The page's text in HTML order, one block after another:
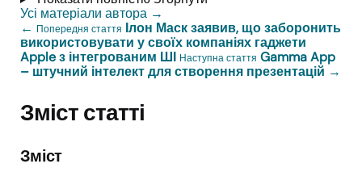
Усі матеріали автора →
← Попередня стаття Ілон Маск заявив, що заборонить
використовувати у своїх компаніях гаджети
Apple з інтегрованим ШІ Наступна стаття Gamma App
– штучний інтелект для створення презентацій →
Зміст статті
Зміст